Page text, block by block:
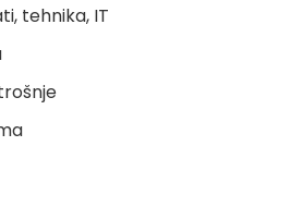
tehnika, IT